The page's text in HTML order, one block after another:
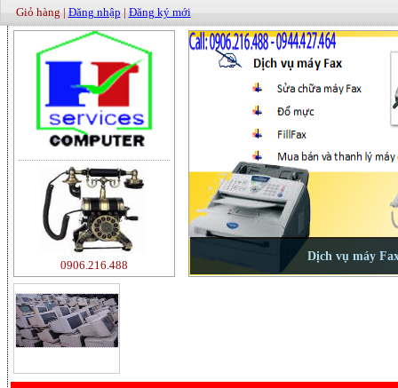
Giỏ hàng | Đăng nhập | Đăng ký mới
0906.216.488